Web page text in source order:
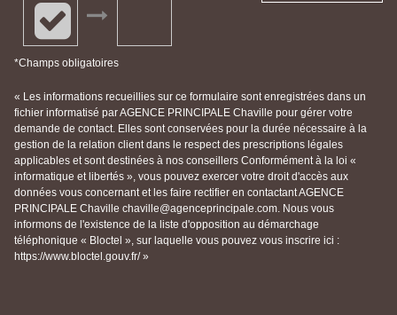
*Champs obligatoires
« Les informations recueillies sur ce formulaire sont enregistrées dans un
fichier informatisé par AGENCE PRINCIPALE Chaville pour gérer votre
demande de contact. Elles sont conservées pour la durée nécessaire à la
gestion de la relation client dans le respect des prescriptions légales
applicables et sont destinées à nos conseillers Conformément à la loi «
informatique et libertés », vous pouvez exercer votre droit d'accès aux
données vous concernant et les faire rectifier en contactant AGENCE
PRINCIPALE Chaville chaville@agenceprincipale.com. Nous vous
informons de l'existence de la liste d'opposition au démarchage
téléphonique « Bloctel », sur laquelle vous pouvez vous inscrire ici :
https://www.bloctel.gouv.fr/ »